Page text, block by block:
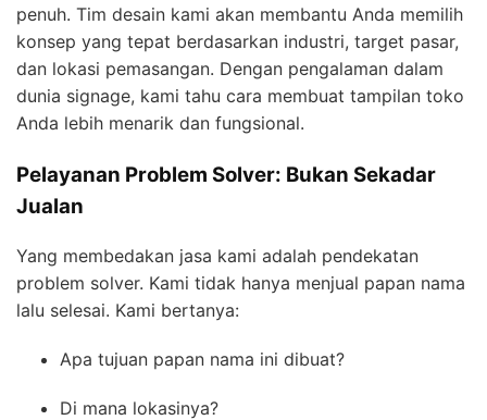
penuh. Tim desain kami akan membantu Anda memilih
konsep yang tepat berdasarkan industri, target pasar,
dan lokasi pemasangan. Dengan pengalaman dalam
dunia signage, kami tahu cara membuat tampilan toko
Anda lebih menarik dan fungsional.
Pelayanan Problem Solver: Bukan Sekadar
Jualan
Yang membedakan jasa kami adalah pendekatan
problem solver. Kami tidak hanya menjual papan nama
lalu selesai. Kami bertanya:
Apa tujuan papan nama ini dibuat?
Di mana lokasinya?